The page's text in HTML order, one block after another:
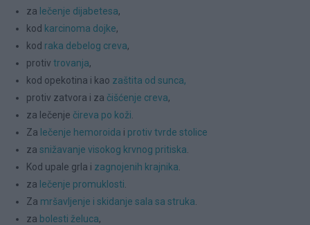
za lečenje dijabetesa,
kod karcinoma dojke,
kod raka debelog creva,
protiv trovanja,
kod opekotina i kao zaštita od sunca,
protiv zatvora i za čišćenje creva,
za lečenje čireva po koži
Za lečenje hemoroida i protiv tvrde stolice
za snižavanje visokog krvnog pritiska
Kod upale grla i zagnojenih krajnika
za lečenje promuklosti
Za mršavljenje i skidanje sala sa struka
za bolesti želuca,